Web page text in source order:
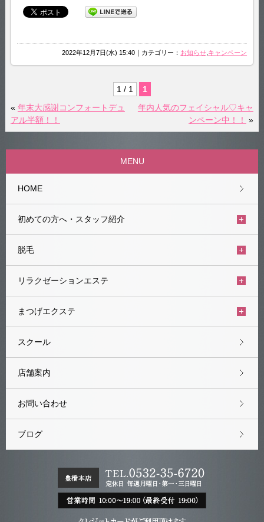
2022年12月7日(水) 15:40｜カテゴリー： お知らせ キャンペーン
1 / 1
1
« 年末大感謝コンフォートデュ
アル半額！！
年内人気のフェイシャル♡キャ
ンペーン中！！
»
MENU
HOME
初めての方へ・スタッフ紹介
脱毛
リラクゼーションエステ
まつげエクステ
スクール
店舗案内
お問い合わせ
ブログ